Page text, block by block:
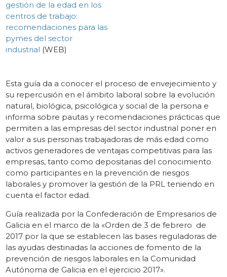
gestión de la edad en los
centros de trabajo:
recomendaciones para las
pymes del sector
industrial (WEB)
Esta guía da a conocer el proceso de envejecimiento y
su repercusión en el ámbito laboral sobre la evolución
natural, biológica, psicológica y social de la persona e
informa sobre pautas y recomendaciones prácticas que
permiten a las empresas del sector industrial poner en
valor a sus personas trabajadoras de más edad como
activos generadores de ventajas competitivas para las
empresas, tanto como depositarias del conocimiento
como participantes en la prevención de riesgos
laborales y promover la gestión de la PRL teniendo en
cuenta el factor edad.
Guía realizada por la Confederación de Empresarios de
Galicia en el marco de la «Orden de 3 de febrero de
2017 por la que se establecen las bases reguladoras de
las ayudas destinadas la acciones de fomento de la
prevención de riesgos laborales en la Comunidad
Autónoma de Galicia en el ejercicio 2017».